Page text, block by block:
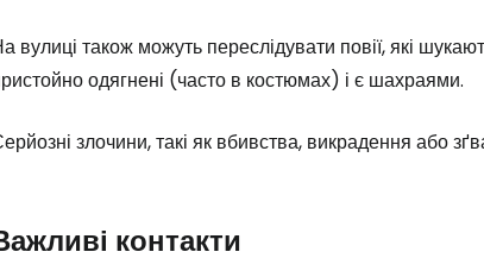
вулиці також можуть переслідувати повії, які
одягнені (часто в костюмах) і є шахраями.
злочини, такі як вбивства, викрадення або
контакти